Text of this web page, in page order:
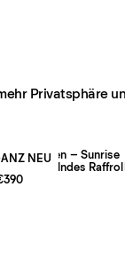
Privatsphäre
NEULinen – Sunrise